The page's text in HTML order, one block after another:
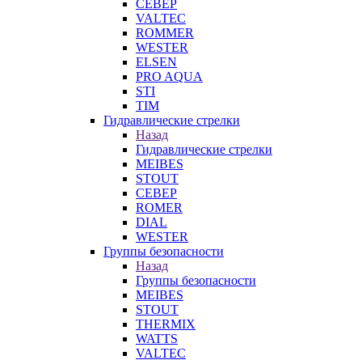
СЕВЕР
VALTEC
ROMMER
WESTER
ELSEN
PRO AQUA
STI
TIM
Гидравлические стрелки
Назад
Гидравлические стрелки
MEIBES
STOUT
СЕВЕР
ROMER
DIAL
WESTER
Группы безопасности
Назад
Группы безопасности
MEIBES
STOUT
THERMIX
WATTS
VALTEC